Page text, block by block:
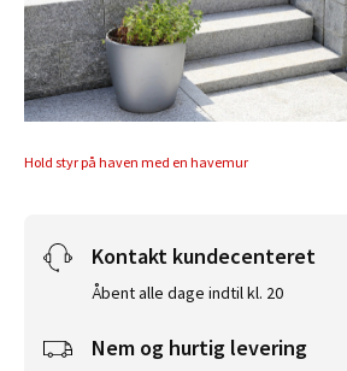
Hold styr på haven med en havemur
Kontakt kundecenteret
Åbent alle dage indtil kl. 20
Nem og hurtig levering